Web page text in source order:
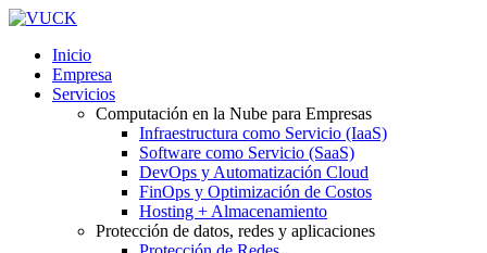
Inicio
Empresa
Servicios
Computación en la Nube para Empresas
Infraestructura como Servicio (IaaS)
Software como Servicio (SaaS)
DevOps y Automatización Cloud
FinOps y Optimización de Costos
Hosting + Almacenamiento
Protección de datos, redes y aplicaciones